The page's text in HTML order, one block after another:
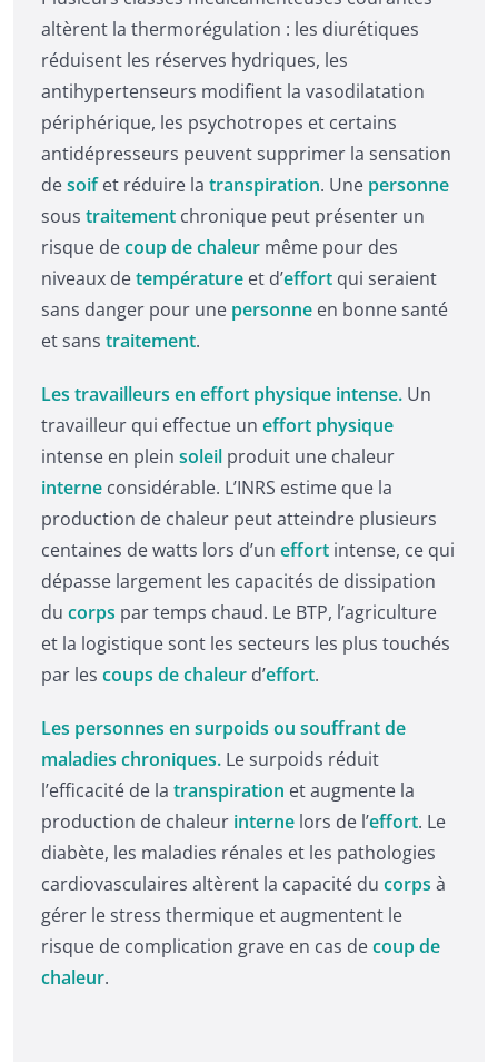
altèrent la thermorégulation : les diurétiques
réduisent les réserves hydriques, les
antihypertenseurs modifient la vasodilatation
périphérique, les psychotropes et certains
antidépresseurs peuvent supprimer la sensation
desoifet réduire la transpiration. Une personne
sous traitement chronique peut présenter un
risque decoup de chaleur même pour des
niveaux detempérature et d’effort qui seraient
sans danger pour une personne en bonne santé
et sans traitement.
Les travailleurs en effort physique intense. Un
travailleur qui effectue un effort physique
intense en plein soleil produit une chaleur
interne considérable. L’INRS estime que la
production de chaleur peut atteindre plusieurs
centaines de watts lors d’un effort intense, ce qui
dépasse largement les capacités de dissipation
du corps par temps chaud. Le BTP, l’agriculture
et la logistique sont les secteurs les plus touchés
par les coups de chaleur d’effort.
Les personnes en surpoids ou souffrant de
maladies chroniques. Le surpoids réduit
l’efficacité de la transpiration et augmente la
production de chaleur interne lors de l’effort. Le
diabète, les maladies rénales et les pathologies
cardiovasculaires altèrent la capacité du corps à
gérer le stress thermique et augmentent le
risque de complication grave en cas decoup de
chaleur.